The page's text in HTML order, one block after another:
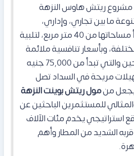
مشروع ريتش هاوس النزهة
ما بين تجاري، وإداري،
وطبي، وسكني، تبدأ مساحاتها من 40 متر مربع، لتلبية
وبأسعار تنافسية ملائمة
للمستثمرين الطموحين والتي تبدأ من 75,000 جنيه
مريحة في السداد تصل
منمول ريتش بوينت النزهة
للمستثمرين الباحثين عن
يخدم مئات الآلاف
الشديد من المطار وأهم